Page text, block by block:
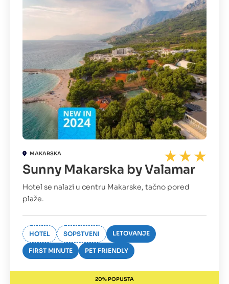
MAKARSKA
Sunny Makarska by Valamar
Hotel se nalazi u centru Makarske, tačno pored
plaže.
HOTEL SOPSTVENI LETOVANJE
FIRST MINUTE PET FRIENDLY
20% POPUSTA